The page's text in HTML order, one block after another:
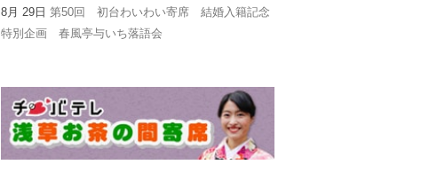
8月 29日第50回 初台わいわい寄席 結婚入籍記念
特別企画 春風亭与いち落語会